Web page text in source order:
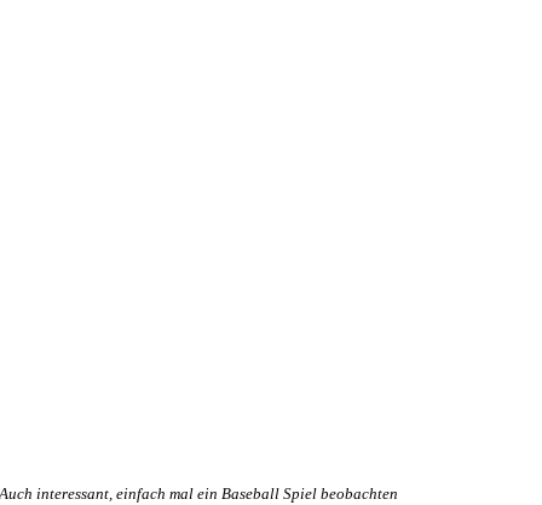
Auch interessant, einfach mal ein Baseball Spiel beobachten